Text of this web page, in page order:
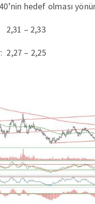
hedef olması
2,31 – 2,33
2,27 – 2,25